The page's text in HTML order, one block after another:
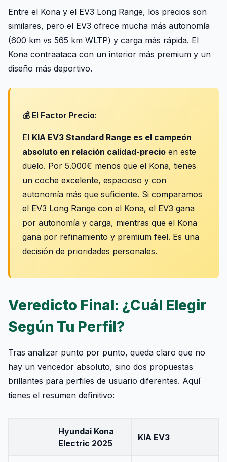
Entre el Kona y el EV3 Long Range, los precios son
similares, pero el EV3 ofrece mucha más autonomía
(600 km vs 565 km WLTP) y carga más rápida. El
Kona contraataca con un interior más premium y un
diseño más deportivo.
💰 El Factor Precio:
El KIA EV3 Standard Range es el campeón
absoluto en relación calidad-precio en este
duelo. Por 5.000€ menos que el Kona, tienes
un coche excelente, espacioso y con
autonomía más que suficiente. Si comparamos
el EV3 Long Range con el Kona, el EV3 gana
por autonomía y carga, mientras que el Kona
gana por refinamiento y premium feel. Es una
decisión de prioridades personales.
Veredicto Final: ¿Cuál Elegir
Según Tu Perfil?
Tras analizar punto por punto, queda claro que no
hay un vencedor absoluto, sino dos propuestas
brillantes para perfiles de usuario diferentes. Aquí
tienes el resumen definitivo:
Hyundai Kona
Electric 2025
KIA EV3